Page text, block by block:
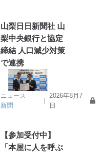
山梨日日新聞社 山
梨中央銀行と協定
締結 人口減少対策
で連携
ニュース
新聞
｜
2026年8月7
日
【参加受付中】
「本屋に人を呼ぶ